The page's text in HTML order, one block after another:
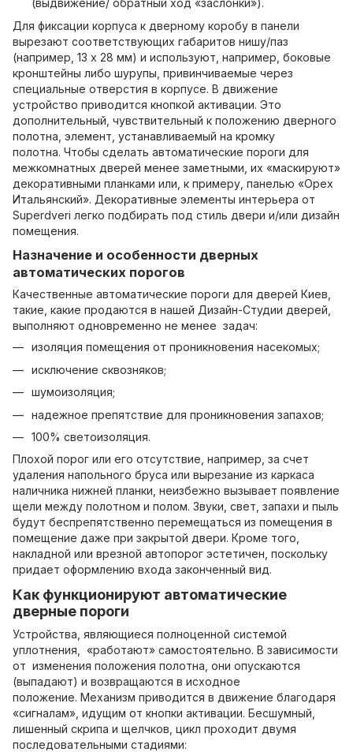
(выдвижение/ обратный ход «заслонки»).
Для фиксации корпуса к дверному коробу в панели
вырезают соответствующих габаритов нишу/паз
(например, 13 х 28 мм) и используют, например, боковые
кронштейны либо шурупы, привинчиваемые через
специальные отверстия в корпусе. В движение
устройство приводится кнопкой активации. Это
дополнительный, чувствительный к положению дверного
полотна, элемент, устанавливаемый на кромку
полотна. Чтобы сделать автоматические пороги для
межкомнатных дверей менее заметными, их «маскируют»
декоративными планками или, к примеру, панелью «Орех
Итальянский». Декоративные элементы интерьера от
Superdveri легко подбирать под стиль двери и/или дизайн
помещения.
Назначение и особенности дверных
автоматических порогов
Качественные автоматические пороги для дверей Киев,
такие, какие продаются в нашей Дизайн-Студии дверей,
выполняют одновременно не менее задач:
изоляция помещения от проникновения насекомых;
исключение сквозняков;
шумоизоляция;
надежное препятствие для проникновения запахов;
100% светоизоляция.
Плохой порог или его отсутствие, например, за счет
удаления напольного бруса или вырезание из каркаса
наличника нижней планки, неизбежно вызывает появление
щели между полотном и полом. Звуки, свет, запахи и пыль
будут беспрепятственно перемещаться из помещения в
помещение даже при закрытой двери. Кроме того,
накладной или врезной автопорог эстетичен, поскольку
придает оформлению входа законченный вид.
Как функционируют автоматические
дверные пороги
Устройства, являющиеся полноценной системой
уплотнения, «работают» самостоятельно. В зависимости
от изменения положения полотна, они опускаются
(выпадают) и возвращаются в исходное
положение. Механизм приводится в движение благодаря
«сигналам», идущим от кнопки активации. Бесшумный,
лишенный скрипа и щелчков, цикл проходит двумя
последовательными стадиями: